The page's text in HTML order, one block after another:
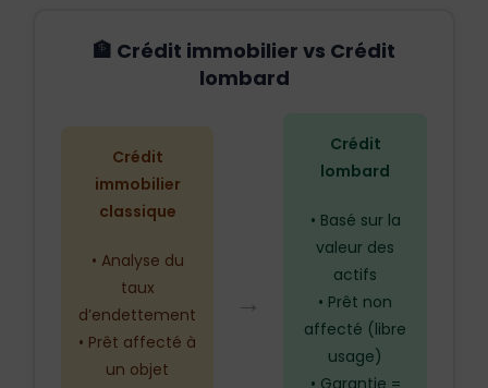
🏦 Crédit immobilier vs Crédit
lombard
Crédit
immobilier
classique
• Analyse du
taux
d’endettement
• Prêt affecté à
un objet
→
Crédit
lombard
• Basé sur la
valeur des
actifs
• Prêt non
affecté (libre
usage)
• Garantie =